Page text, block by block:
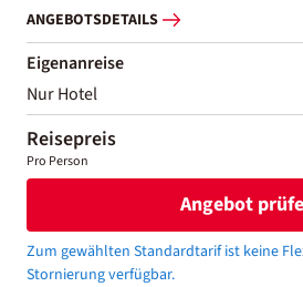
ANGEBOTSDETAILS
Eigenanreise
Nur Hotel
Reisepreis
Pro Person
Angebot
Zum gewählten Standardtarif ist keine
Stornierung verfügbar.